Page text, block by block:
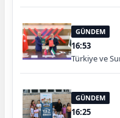
GÜNDEM
16:53
Türkiye ve
GÜNDEM
16:25